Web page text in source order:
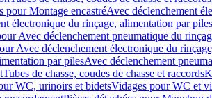
pour Montage encastréAvec déclenchement
électronique du rinçage, alimentation par piles
Avec déclenchement pneumatique du
Avec déclenchement électronique du
par pilesAvec déclenchement
Tubes de chasse, coudes de chasse et raccords
WC, urinoirs et bidetsVidages pour WC et